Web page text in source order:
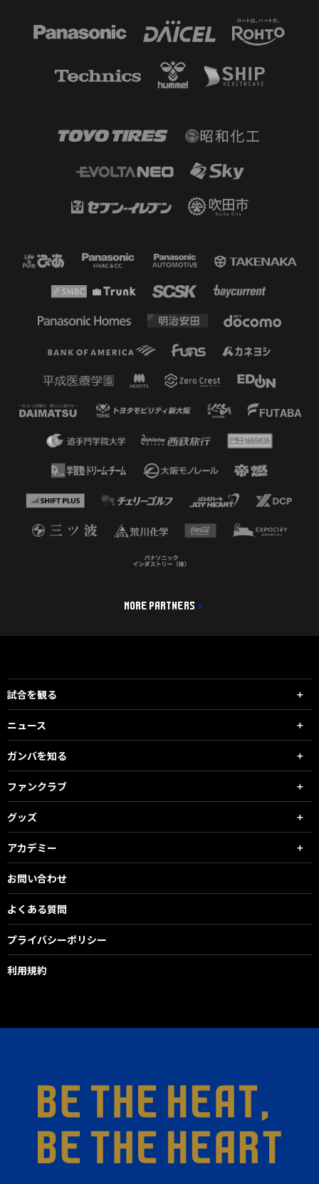
MORE PARTNERS
試合を観る
ニュース
ガンバを知る
ファンクラブ
グッズ
アカデミー
お問い合わせ
よくある質問
プライバシーポリシー
利用規約